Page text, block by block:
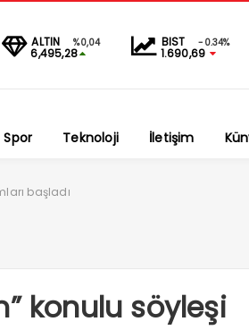
ALTIN %0,04
6,495,28
BIST -0.34%
1.690,69
Spor Teknoloji İletişim
başladı
konulu söyleşi